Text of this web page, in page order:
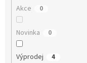
Akce 0
Novinka 0
Výprodej 4